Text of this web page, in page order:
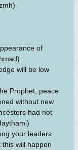
of
will be low
Prophet, peace
without new
had not
your leaders
will happen